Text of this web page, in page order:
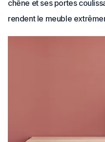
chêne et ses portes
rendent le meuble